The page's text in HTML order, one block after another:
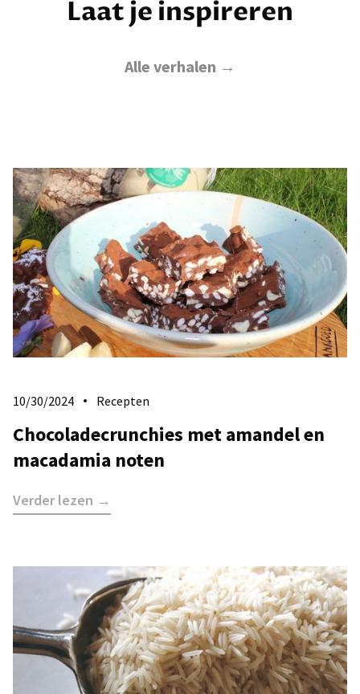
Laat je inspireren
Alle verhalen →
10/30/2024 Recepten
Chocoladecrunchies met amandel en
macadamia noten
Verder lezen →